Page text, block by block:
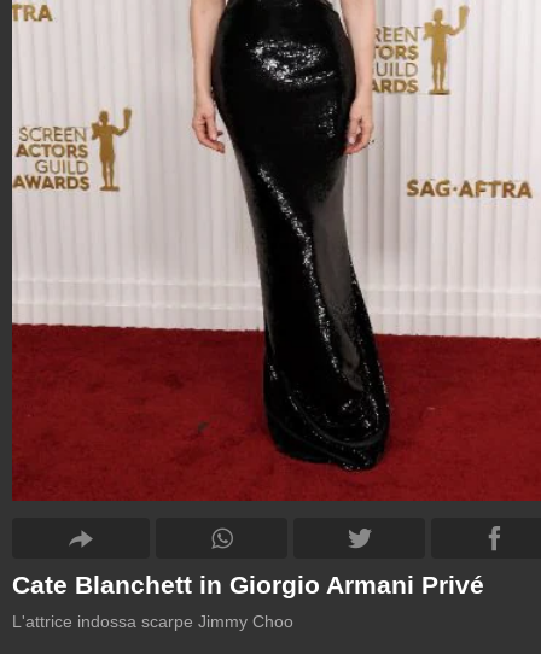
Cate Blanchett in Giorgio Armani Privé
L'attrice indossa scarpe Jimmy Choo